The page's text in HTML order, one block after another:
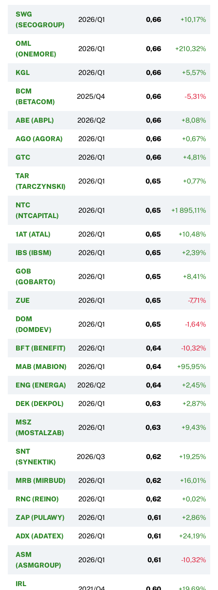
SWG
(SECOGROUP)
2026/Q1 0,66 +10,17%
OML
(ONEMORE)
2026/Q1 0,66 +210,32%
KGL 2026/Q1 0,66 +5,57%
BCM
(BETACOM)
2025/Q4 0,66 -5,31%
ABE (ABPL) 2026/Q2 0,66 +8,08%
AGO (AGORA) 2026/Q1 0,66 +0,67%
GTC 2026/Q1 0,66 +4,81%
TAR
(TARCZYNSKI)
2026/Q1 0,65 +0,77%
NTC
(NTCAPITAL)
2026/Q1 0,65 +1 895,11%
1AT (ATAL) 2026/Q1 0,65 +10,48%
IBS (IBSM) 2026/Q1 0,65 +2,39%
GOB
(GOBARTO)
2026/Q1 0,65 +8,41%
ZUE 2026/Q1 0,65 -7,71%
DOM
(DOMDEV)
2026/Q1 0,65 -1,64%
BFT (BENEFIT) 2026/Q1 0,64 -10,32%
MAB (MABION) 2026/Q1 0,64 +95,95%
ENG (ENERGA) 2026/Q2 0,64 +2,45%
DEK (DEKPOL) 2026/Q1 0,63 +2,87%
MSZ
(MOSTALZAB)
2026/Q1 0,63 +9,43%
SNT
(SYNEKTIK)
2026/Q3 0,62 +19,25%
MRB (MIRBUD) 2026/Q1 0,62 +16,01%
RNC (REINO) 2026/Q1 0,62 +0,02%
ZAP (PULAWY) 2026/Q1 0,61 +2,86%
ADX (ADATEX) 2026/Q1 0,61 +24,19%
ASM
(ASMGROUP)
2026/Q1 0,61 -10,32%
IRL